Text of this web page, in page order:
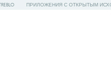
ПРИЛОЖЕНИЯ С ОТКРЫТЫМ